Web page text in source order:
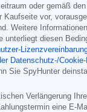
oder gemäß
Kaufseite vor,
Weitere
unterliegt diesen
Datenschutz-/
Sie SpyHunter
Verlängerung
eine E-